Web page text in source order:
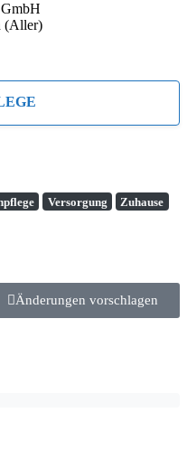
(Aller)
Versorgung Zuhause
Änderungen vorschlagen